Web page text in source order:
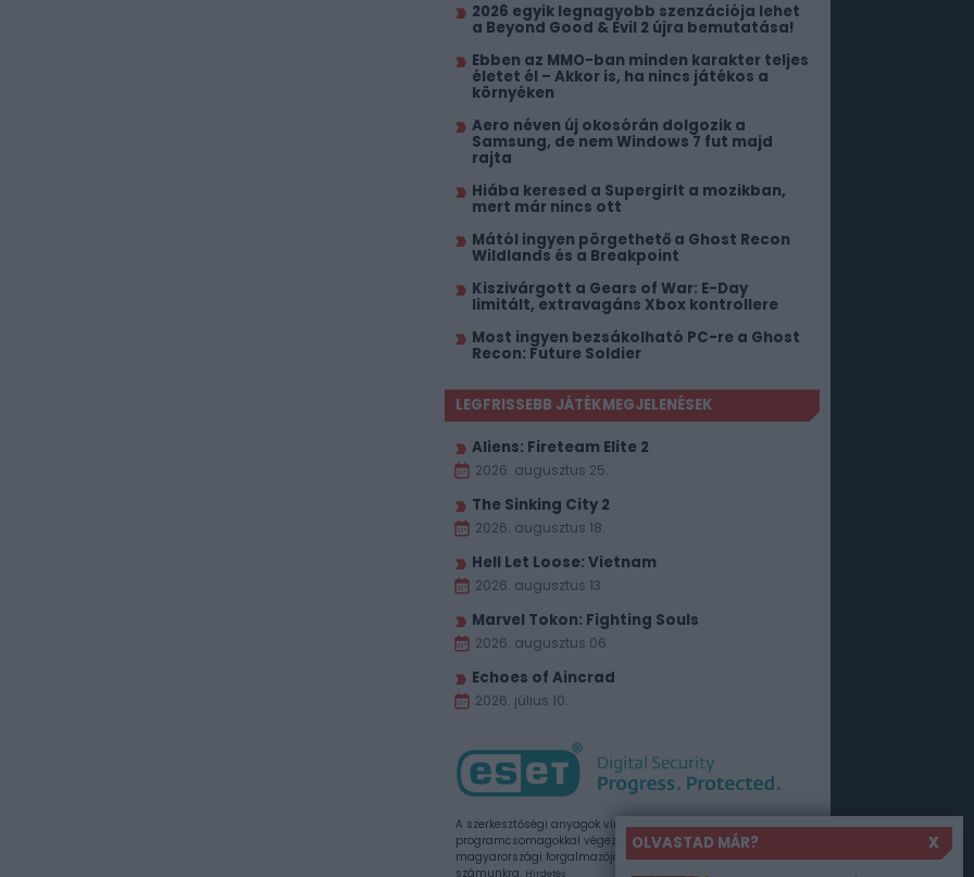
OLVASTAD MÁR?
X
2026 egyik legnagyobb szenzációja lehet
a Beyond Good & Evil 2 újra bemutatása!
Ebben az MMO-ban minden karakter teljes
életet él – Akkor is, ha nincs játékos a
környéken
Aero néven új okosórán dolgozik a
Samsung, de nem Windows 7 fut majd
rajta
Hiába keresed a Supergirlt a mozikban,
mert már nincs ott
Mától ingyen pörgethető a Ghost Recon
Wildlands és a Breakpoint
Kiszivárgott a Gears of War: E-Day
limitált, extravagáns Xbox kontrollere
Most ingyen bezsákolható PC-re a Ghost
Recon: Future Soldier
LEGFRISSEBB JÁTÉKMEGJELENÉSEK
Aliens: Fireteam Elite 2
2026. augusztus 25.
The Sinking City 2
2026. augusztus 18.
Hell Let Loose: Vietnam
2026. augusztus 13.
Marvel Tokon: Fighting Souls
2026. augusztus 06.
Echoes of Aincrad
2026. július 10.
A szerkesztőségi anyagok vírusellenőrzését az ESET
programcsomagokkal végezzük, amelyet a szoftver
magyarországi forgalmazója, a Sicontact Kft. biztosít
számunkra. Hirdetés